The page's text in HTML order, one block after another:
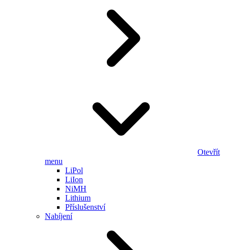
Otevřít
menu
LiPol
LiIon
NiMH
Lithium
Příslušenství
Nabíjení